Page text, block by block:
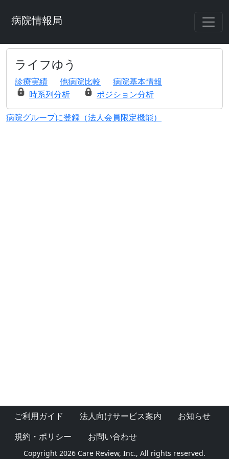
病院情報局
ライフゆう
診療実績 他病院比較
病院基本情報
時系列分析
ポジション分析
病院グループに登録（法人会員限定機能）
ご利用ガイド 法人向けサービス案内
お知らせ
規約・ポリシー
お問い合わせ
Copyright 2026 Care Review, Inc., All rights reserved.